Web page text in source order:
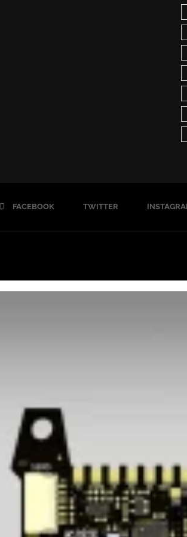
FACEBOOK TWITTER